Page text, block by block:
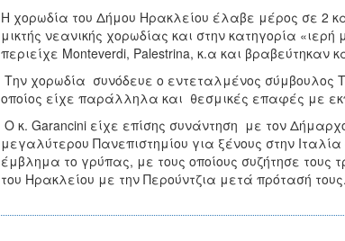
Η χορωδία του Δήμου Ηρακλείου έλαβε μέρος σε 2
μικτής νεανικής χορωδίας και στην κατηγορία
περιείχε Monteverdi, Palestrina, κ.α και βραβεύτηκαν
Την χορωδία συνόδευε ο εντεταλμένος σύμβουλος
οποίος είχε παράλληλα και θεσμικές επαφές με
Ο κ. Garancini είχε επίσης συνάντηση με τον
μεγαλύτερου Πανεπιστημίου για ξένους στην
έμβλημα το γρύπας, με τους οποίους συζήτησε τους
του Ηρακλείου με την Περούντζια μετά πρότασή τους.